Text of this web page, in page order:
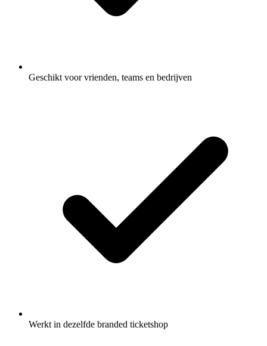
Geschikt voor vrienden, teams en bedrijven
Werkt in dezelfde branded ticketshop